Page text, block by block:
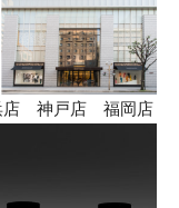
店 神戸店 福岡店